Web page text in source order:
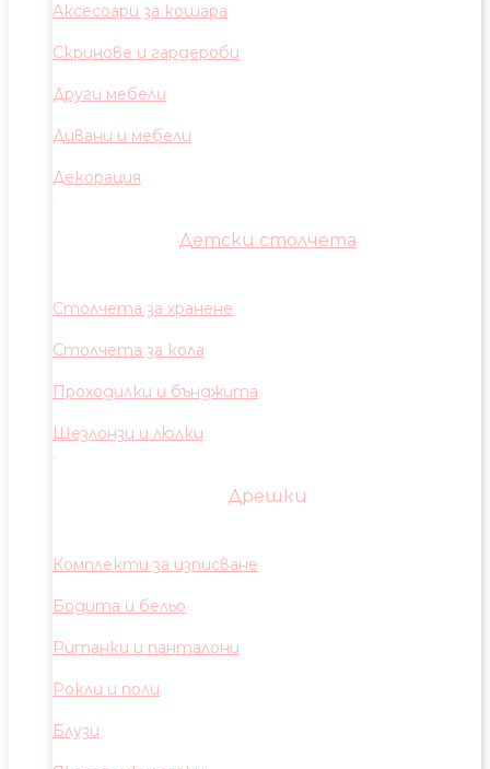
Аксесоари за кошара
Скринове и гардероби
Други мебели
Дивани и мебели
Декорация
Детски столчета
Столчета за хранене
Столчета за кола
Проходилки и бънджита
Шезлонзи и люлки
Дрешки
Комплекти за изписване
Бодита и бельо
Ританки и панталони
Рокли и поли
Блузи